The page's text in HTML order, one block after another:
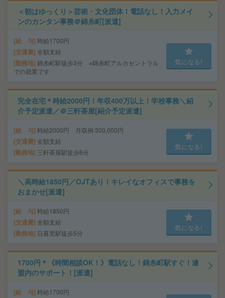
＜朝はゆっくり＞芸術・文化団体！電話なし！入力メイ
ンのカンタン事務＠錦糸町[派遣]
給 与 時給1700円
交通費 全額支給
勤務地 錦糸町駅徒歩3分 ※錦糸町アルカセントラル
での就業です
気になる!
完全在宅＊時給2000円！年収400万以上！学校事務＼紹
介予定派遣／＠三軒茶屋[紹介予定派遣]
給 与 時給2000円 月収例 300,000円
交通費 全額支給
勤務地 三軒茶屋駅徒歩6分
気になる!
＼高時給1850円／OJTあり！キレイなオフィスで事務を
おまかせ[派遣]
給 与 時給1850円
交通費 全額支給
勤務地 日暮里駅徒歩5分
気になる!
1700円＊《時間相談OK！》電話なし！錦糸町駅すぐ！連
盟内のサポート！[派遣]
給 与 時給1700円